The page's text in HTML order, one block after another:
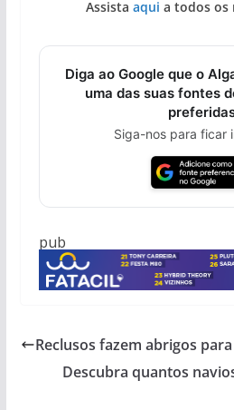
Assista aqui a todos os
Diga ao Google que o
uma das suas fontes
Siga-nos para ficar
pub
Reclusos fazem abrigos
Descubra quantos